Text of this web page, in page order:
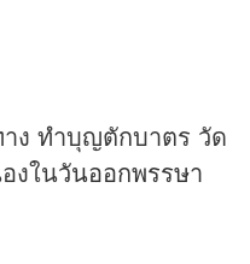
ง ทำบุญตักบาตร วัด
งในวันออกพรรษา